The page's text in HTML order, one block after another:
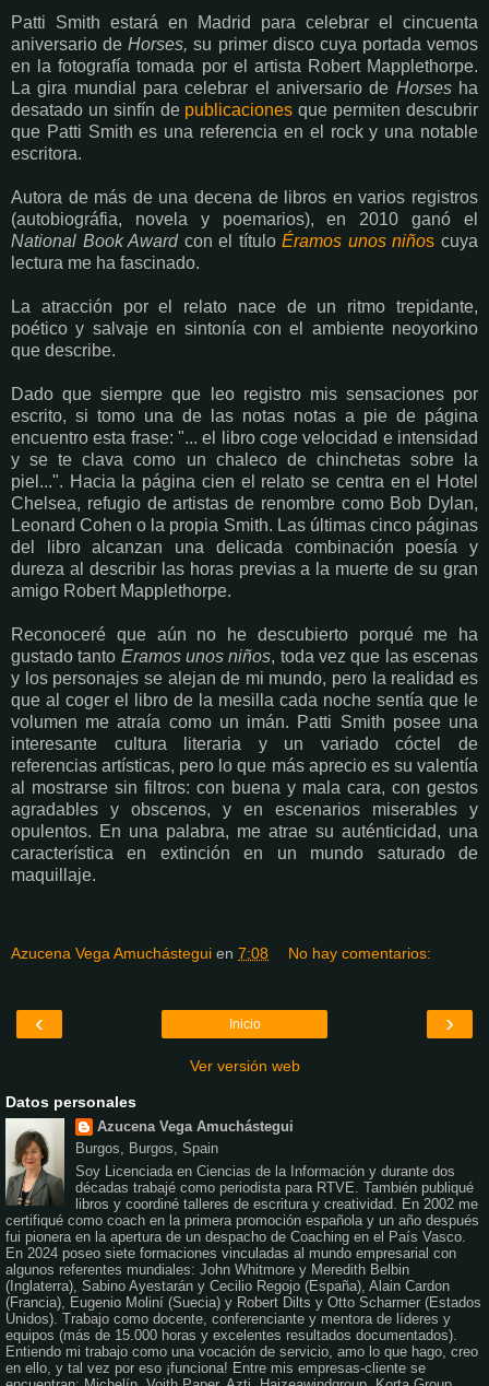
Patti Smith estará en Madrid para celebrar el cincuenta
aniversario deHorses, su primer disco cuya portada vemos
en la fotografía tomada por el artista Robert Mapplethorpe.
La gira mundial para celebrar el aniversario de Horses ha
desatado un sinfín de publicaciones que permiten descubrir
que Patti Smith es una referencia en el rock y una notable
escritora.
Autora de más de una decena de libros en varios registros
(autobiográfia, novela y poemarios), en 2010 ganó el
National Book Awardcon el títuloÉramos unos niños cuya
lectura me ha fascinado.
La atracción por el relato nace de un ritmo trepidante,
poético y salvaje en sintonía con el ambiente neoyorkino
que describe.
Dado que siempre que leo registro mis sensaciones por
escrito, si tomo una de las notas notas a pie de página
encuentro esta frase: "... el libro coge velocidad e intensidad
y se te clava como un chaleco de chinchetas sobre la
piel...". Hacia la página cien el relato se centra en el Hotel
Chelsea, refugio de artistas de renombre como Bob Dylan,
Leonard Cohen o la propia Smith. Las últimas cinco páginas
del libro alcanzan una delicada combinación poesía y
dureza al describir las horas previas a la muerte de su gran
amigo Robert Mapplethorpe.
Reconoceré que aún no he descubierto porqué me ha
gustado tanto Eramos unos niños, toda vez que las escenas
y los personajes se alejan de mi mundo, pero la realidad es
que al coger el libro de la mesilla cada noche sentía que le
volumen me atraía como un imán. Patti Smith posee una
interesante cultura literaria y un variado cóctel de
referencias artísticas, pero lo que más aprecio es su valentía
al mostrarse sin filtros: con buena y mala cara, con gestos
agradables y obscenos, y en escenarios miserables y
opulentos. En una palabra, me atrae su auténticidad, una
característica en extinción en un mundo saturado de
maquillaje.
Azucena Vega Amuchástegui en 7:08 No hay comentarios:
‹ ›
Inicio
Ver versión web
Datos personales
Azucena Vega Amuchástegui
Burgos, Burgos, Spain
Soy Licenciada en Ciencias de la Información y durante dos
décadas trabajé como periodista para RTVE. También publiqué
libros y coordiné talleres de escritura y creatividad. En 2002 me
certifiqué como coach en la primera promoción española y un año después
fui pionera en la apertura de un despacho de Coaching en el País Vasco.
En 2024 poseo siete formaciones vinculadas al mundo empresarial con
algunos referentes mundiales: John Whitmore y Meredith Belbin
(Inglaterra), Sabino Ayestarán y Cecilio Regojo (España), Alain Cardon
(Francia), Eugenio Moliní (Suecia) y Robert Dilts y Otto Scharmer (Estados
Unidos). Trabajo como docente, conferenciante y mentora de líderes y
equipos (más de 15.000 horas y excelentes resultados documentados).
Entiendo mi trabajo como una vocación de servicio, amo lo que hago, creo
en ello, y tal vez por eso ¡funciona! Entre mis empresas-cliente se